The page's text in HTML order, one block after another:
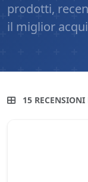
prodotti,
il miglior
15